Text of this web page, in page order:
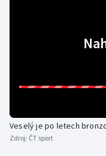
Motorsport
Olympijské hry
Veselý je po letech
Zdroj: ČT sport